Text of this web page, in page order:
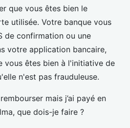
que vous êtes bien le
utilisée. Votre banque vous
de confirmation ou une
votre application bancaire,
vous êtes bien à l'initiative de
n'est pas frauduleuse.
mais j’ai payé en
que dois-je faire ?